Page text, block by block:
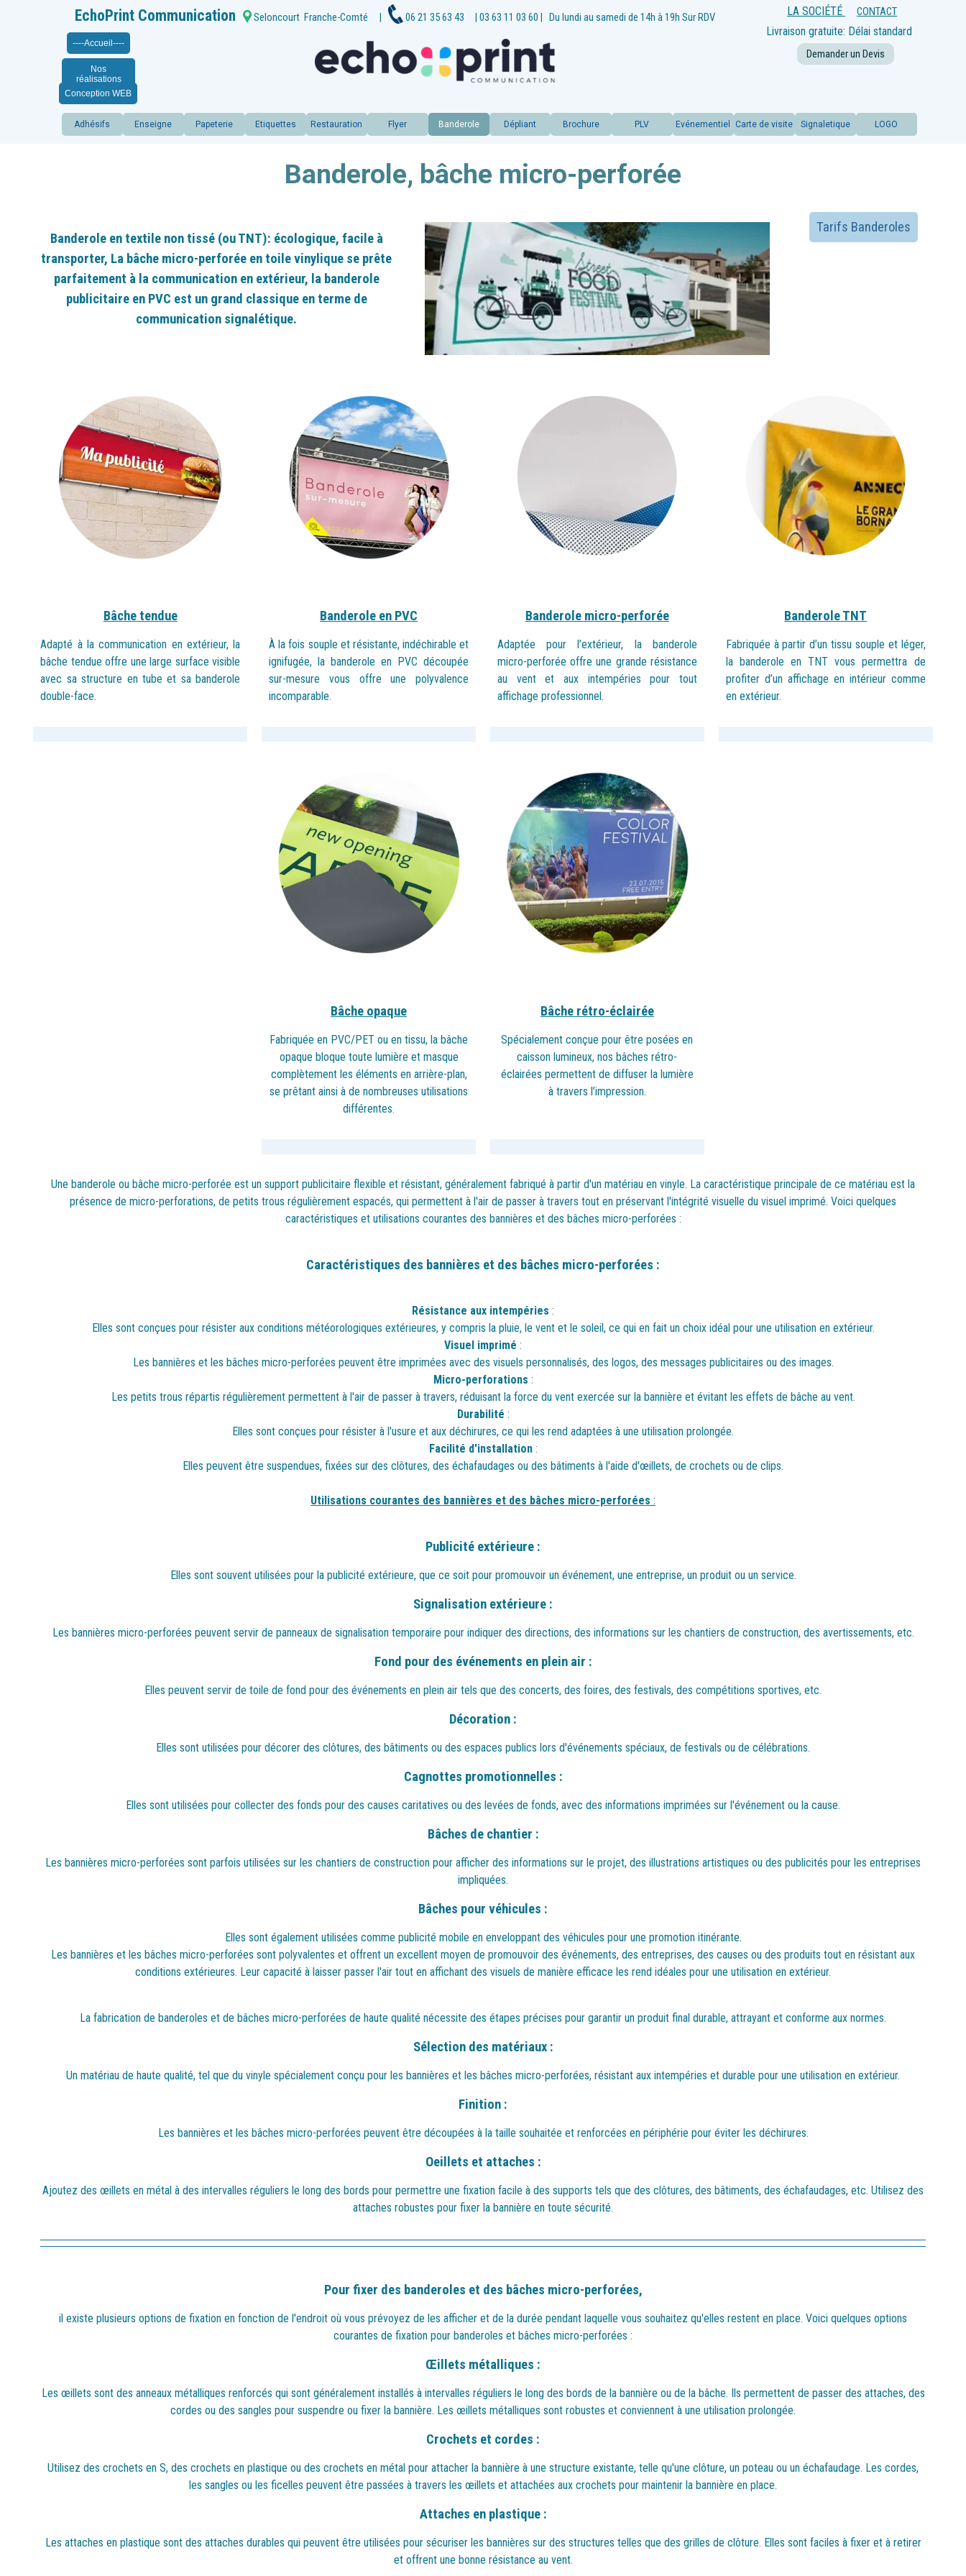
LA SOCIÉTÉ CONTACT
EchoPrint Communication Seloncourt Franche-Comté | 06 21 35 63 43 | 03 63 11 03 60 | Du lundi au samedi de 14h à 19h Sur RDV
Conception WEB
Demander un Devis
Livraison gratuite: Délai standard
offert
Adhésifs Enseigne Papeterie Etiquettes Restauration Flyer Banderole Dépliant Brochure PLV Evénementiel Carte de visite Signaletique LOGO
----Accueil----
Nos
réalisations
Banderole, bâche micro-perforée
Banderole en textile non tissé (ou TNT): écologique, facile à
transporter, La bâche micro-perforée en toile vinylique se prête
parfaitement à la communication en extérieur, la banderole
publicitaire en PVC est un grand classique en terme de
communication signalétique.
Tarifs Banderoles
Bâche tendue
Adapté à la communication en extérieur, la
bâche tendue offre une large surface visible
avec sa structure en tube et sa banderole
double-face.
Banderole en PVC
À la fois souple et résistante, indéchirable et
ignifugée, la banderole en PVC découpée
sur-mesure vous offre une polyvalence
incomparable.
Banderole micro-perforée
Adaptée pour l’extérieur, la banderole
micro-perforée offre une grande résistance
au vent et aux intempéries pour tout
affichage professionnel.
Banderole TNT
Fabriquée à partir d’un tissu souple et léger,
la banderole en TNT vous permettra de
profiter d’un affichage en intérieur comme
en extérieur.
Bâche opaque
Fabriquée en PVC/PET ou en tissu, la bâche
opaque bloque toute lumière et masque
complètement les éléments en arrière-plan,
se prêtant ainsi à de nombreuses utilisations
différentes.
Bâche rétro-éclairée
Spécialement conçue pour être posées en
caisson lumineux, nos bâches rétro-
éclairées permettent de diffuser la lumière
à travers l’impression.
Une banderole ou bâche micro-perforée est un support publicitaire flexible et résistant, généralement fabriqué à partir d'un matériau en vinyle. La caractéristique principale de ce matériau est la
présence de micro-perforations, de petits trous régulièrement espacés, qui permettent à l'air de passer à travers tout en préservant l'intégrité visuelle du visuel imprimé. Voici quelques
caractéristiques et utilisations courantes des bannières et des bâches micro-perforées :
Caractéristiques des bannières et des bâches micro-perforées :
Résistance aux intempéries :
Elles sont conçues pour résister aux conditions météorologiques extérieures, y compris la pluie, le vent et le soleil, ce qui en fait un choix idéal pour une utilisation en extérieur.
Visuel imprimé :
Les bannières et les bâches micro-perforées peuvent être imprimées avec des visuels personnalisés, des logos, des messages publicitaires ou des images.
Micro-perforations :
Les petits trous répartis régulièrement permettent à l'air de passer à travers, réduisant la force du vent exercée sur la bannière et évitant les effets de bâche au vent.
Durabilité :
Elles sont conçues pour résister à l'usure et aux déchirures, ce qui les rend adaptées à une utilisation prolongée.
Facilité d'installation:
Elles peuvent être suspendues, fixées sur des clôtures, des échafaudages ou des bâtiments à l'aide d'œillets, de crochets ou de clips.
Utilisations courantes des bannières et des bâches micro-perforées :
Publicité extérieure :
Elles sont souvent utilisées pour la publicité extérieure, que ce soit pour promouvoir un événement, une entreprise, un produit ou un service.
Signalisation extérieure :
Les bannières micro-perforées peuvent servir de panneaux de signalisation temporaire pour indiquer des directions, des informations sur les chantiers de construction, des avertissements, etc.
Fond pour des événements en plein air :
Elles peuvent servir de toile de fond pour des événements en plein air tels que des concerts, des foires, des festivals, des compétitions sportives, etc.
Décoration :
Elles sont utilisées pour décorer des clôtures, des bâtiments ou des espaces publics lors d'événements spéciaux, de festivals ou de célébrations.
Cagnottes promotionnelles :
Elles sont utilisées pour collecter des fonds pour des causes caritatives ou des levées de fonds, avec des informations imprimées sur l'événement ou la cause.
Bâches de chantier :
Les bannières micro-perforées sont parfois utilisées sur les chantiers de construction pour afficher des informations sur le projet, des illustrations artistiques ou des publicités pour les entreprises
impliquées.
Bâches pour véhicules :
Elles sont également utilisées comme publicité mobile en enveloppant des véhicules pour une promotion itinérante.
Les bannières et les bâches micro-perforées sont polyvalentes et offrent un excellent moyen de promouvoir des événements, des entreprises, des causes ou des produits tout en résistant aux
conditions extérieures. Leur capacité à laisser passer l'air tout en affichant des visuels de manière efficace les rend idéales pour une utilisation en extérieur.
La fabrication de banderoles et de bâches micro-perforées de haute qualité nécessite des étapes précises pour garantir un produit final durable, attrayant et conforme aux normes.
Sélection des matériaux :
Un matériau de haute qualité, tel que du vinyle spécialement conçu pour les bannières et les bâches micro-perforées, résistant aux intempéries et durable pour une utilisation en extérieur.
Finition :
Les bannières et les bâches micro-perforées peuvent être découpées à la taille souhaitée et renforcées en périphérie pour éviter les déchirures.
Oeillets et attaches :
Ajoutez des œillets en métal à des intervalles réguliers le long des bords pour permettre une fixation facile à des supports tels que des clôtures, des bâtiments, des échafaudages, etc. Utilisez des
attaches robustes pour fixer la bannière en toute sécurité.
Pour fixer des banderoles et des bâches micro-perforées,
il existe plusieurs options de fixation en fonction de l'endroit où vous prévoyez de les afficher et de la durée pendant laquelle vous souhaitez qu'elles restent en place. Voici quelques options
courantes de fixation pour banderoles et bâches micro-perforées :
Œillets métalliques :
Les œillets sont des anneaux métalliques renforcés qui sont généralement installés à intervalles réguliers le long des bords de la bannière ou de la bâche. Ils permettent de passer des attaches, des
cordes ou des sangles pour suspendre ou fixer la bannière. Les œillets métalliques sont robustes et conviennent à une utilisation prolongée.
Crochets et cordes :
Utilisez des crochets en S, des crochets en plastique ou des crochets en métal pour attacher la bannière à une structure existante, telle qu'une clôture, un poteau ou un échafaudage. Les cordes,
les sangles ou les ficelles peuvent être passées à travers les œillets et attachées aux crochets pour maintenir la bannière en place.
Attaches en plastique :
Les attaches en plastique sont des attaches durables qui peuvent être utilisées pour sécuriser les bannières sur des structures telles que des grilles de clôture. Elles sont faciles à fixer et à retirer
et offrent une bonne résistance au vent.